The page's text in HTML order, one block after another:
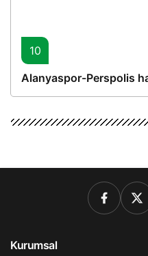
10
Alanyaspor-Perspolis
Kurumsal